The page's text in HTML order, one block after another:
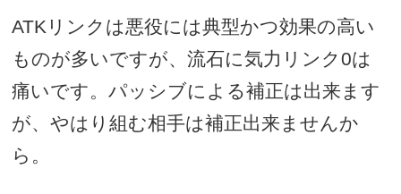
ATK リンクは悪役には典型かつ効果の高い
ものが多いですが、流石に気力リンク0は
痛いです。パッシブによる補正は出来ます
が、やはり組む相手は補正出来ませんか
ら。